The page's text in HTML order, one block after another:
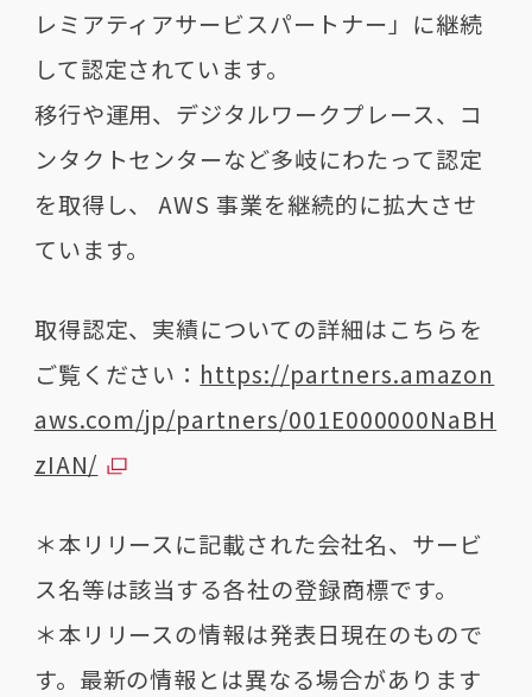
レミアティアサービスパートナー」に継続
して認定されています。
移行や運用、デジタルワークプレース、コ
ンタクトセンターなど多岐にわたって認定
を取得し、 AWS 事業を継続的に拡大させ
ています。
取得認定、実績についての詳細はこちらを
ご覧ください： https://partners.amazon
aws.com/jp/partners/001E000000NaBH
zIAN/
＊本リリースに記載された会社名、サービ
ス名等は該当する各社の登録商標です。
＊本リリースの情報は発表日現在のもので
す。最新の情報とは異なる場合があります